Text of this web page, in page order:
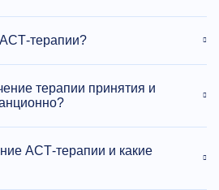
терапии принятия и
ACT‑терапии и какие